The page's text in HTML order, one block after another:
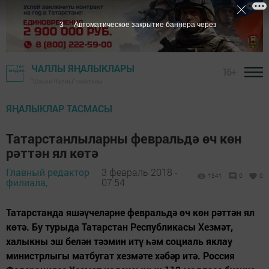
ЧАЛЛЫ ЯҢАЛЫКЛАРЫ
ЯҢАЛЫКЛАР ТАСМАСЫ
Татарстанлыларны февральдә өч көн
рәттән ял көтә
Главный редактор
филиала,
3 февраль 2018 -
07:54
1341 0 0
Татарстанда яшәүчеләрне февральдә өч көн рәттән ял
көтә. Бу турыда Татарстан Республикасы Хезмәт,
халыкны эш белән тәэмин итү һәм социаль яклау
министрлыгы матбугат хезмәте хәбәр итә. Россия
2 Автоматическое закрытие баннера через